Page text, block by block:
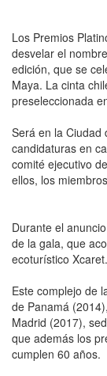
Los Premios
desvelar el
edición, que se
Maya. La cinta
preseleccionada
Será en la Ciudad
candidaturas en
comité ejecutivo
ellos, los
Durante el
de la gala, que
ecoturístico Xcaret.
Este complejo de
de Panamá
Madrid (2017),
que además los
cumplen 60 años.